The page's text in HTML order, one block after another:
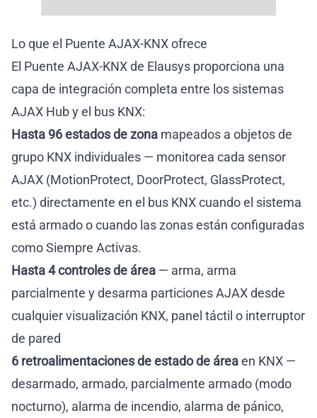
Lo que el Puente AJAX-KNX ofrece
El Puente AJAX-KNX de Elausys proporciona una
capa de integración completa entre los sistemas
AJAX Hub y el bus KNX:
Hasta 96 estados de zona mapeados a objetos de
grupo KNX individuales — monitorea cada sensor
AJAX (MotionProtect, DoorProtect, GlassProtect,
etc.) directamente en el bus KNX cuando el sistema
está armado o cuando las zonas están configuradas
como Siempre Activas.
Hasta 4 controles de área — arma, arma
parcialmente y desarma particiones AJAX desde
cualquier visualización KNX, panel táctil o interruptor
de pared
6 retroalimentaciones de estado de áreaen KNX —
desarmado, armado, parcialmente armado (modo
nocturno), alarma de incendio, alarma de pánico,